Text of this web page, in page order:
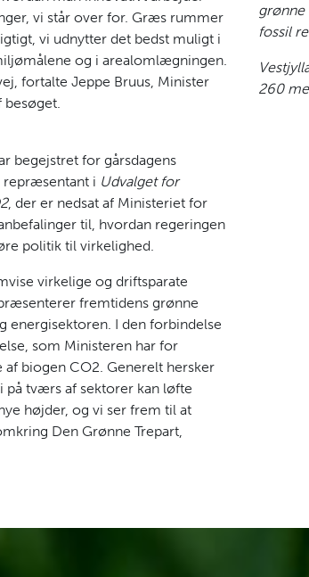
vi står over for. Græs rummer
vi udnytter det bedst muligt i
og i arealomlægningen.
fortalte Jeppe Bruus, Minister
begejstret for gårsdagens
repræsentant i Udvalget for
, der er nedsat af Ministeriet for
til, hvordan regeringen
politik til virkelighed.
virkelige og driftsparate
fremtidens grønne
energisektoren. I den forbindelse
som Ministeren har for
af biogen CO2. Generelt hersker
på tværs af sektorer kan løfte
højder, og vi ser frem til at
Den Grønne Trepart,
grønne
fossil
260